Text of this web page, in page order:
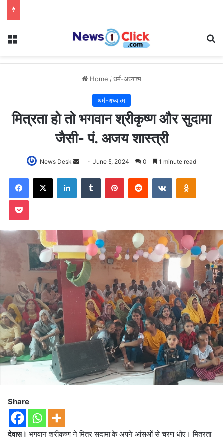
Menu
Home /धर्म-अध्यात्म
धर्म-अध्यात्म
मित्रता हो तो भगवान श्रीकृष्ण और सुदामा
जैसी- पं. अजय शास्त्री
News Desk
Send
email
June 5, 2024 0 1 minute read
Facebook
X LinkedInTumblr PinterestReddit VKontakte
Pocket
Share
देवास। भगवान श्रीकृष्ण ने मित्र सुदामा के अपने आंसुओं से चरण धोए। मित्रता